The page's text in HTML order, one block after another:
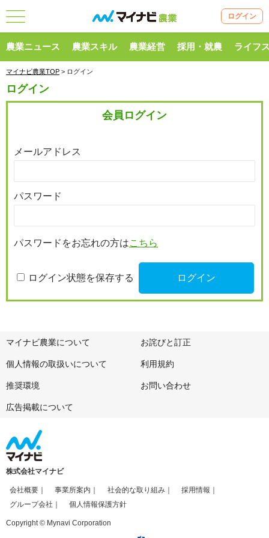
ログイン
農業ニュース 農業スキル 農業経営 採用・就農 ライフ
マイナビ農業TOP > ログイン
ログイン
会員ログイン
メールアドレス
パスワード
パスワードをお忘れの方はこちら
ログイン状態を保存する
マイナビ農業について お詫びと訂正
個人情報の取扱いについて 利用規約
推奨環境 お問い合わせ
広告掲載について
株式会社マイナビ
会社概要 事業所案内 社会的な取り組み
採用情報
グループ会社
個人情報保護方針
Copyright © Mynavi Corporation